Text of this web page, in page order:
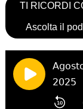
TI RICORDI
Ascolta il